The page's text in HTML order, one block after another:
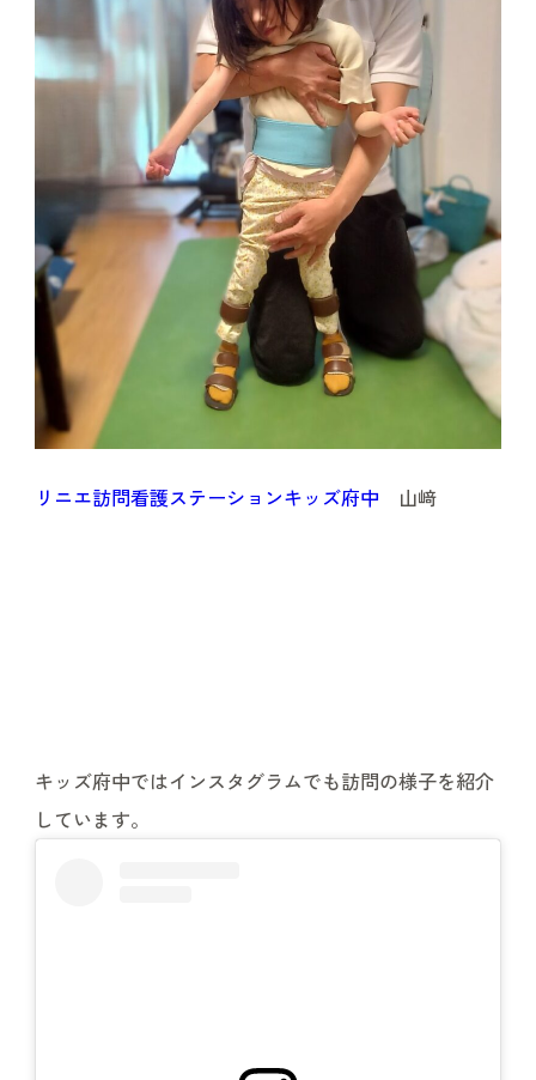
リニエ訪問看護ステーションキッズ府中 山﨑
キッズ府中ではインスタグラムでも訪問の様子を紹介
しています。